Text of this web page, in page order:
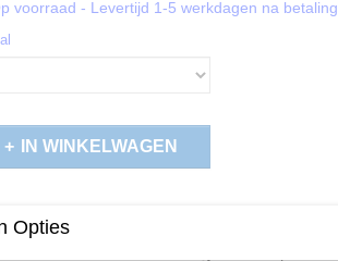
voorraad - Levertijd 1-5 werkdagen na betaling
IN WINKELWAGEN
Opties